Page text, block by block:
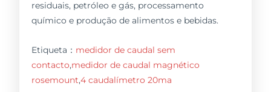
residuais, petróleo e gás, processamento
químico e produção de alimentos e bebidas.
Etiqueta： medidor de caudal sem
contacto,medidor de caudal magnético
rosemount,4 caudalímetro 20ma